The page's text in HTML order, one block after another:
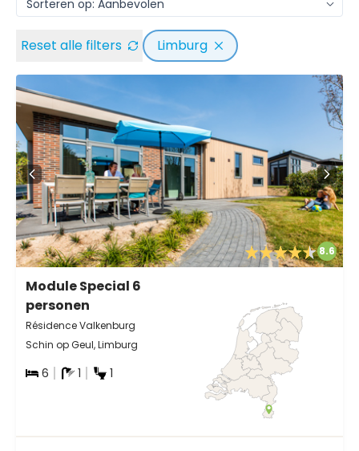
Reset alle filters Limburg
8.6
Module Special 6
personen
Résidence Valkenburg
Schin op Geul, Limburg
6 1 1